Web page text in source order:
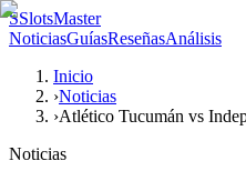
SSlotsMaster
NoticiasGuíasReseñasAnálisis
Inicio
›Noticias
›Atlético Tucumán vs
Noticias